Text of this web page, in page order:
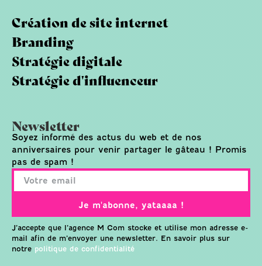
Création de site internet
Branding
Stratégie digitale
Stratégie d'influenceur
Newsletter
Soyez informé des actus du web et de nos
anniversaires pour venir partager le gâteau ! Promis
pas de spam !
Je m'abonne, yataaaa !
J’accepte que l’agence M Com stocke et utilise mon adresse e-
mail afin de m’envoyer une newsletter. En savoir plus sur
notre politique de confidentialité